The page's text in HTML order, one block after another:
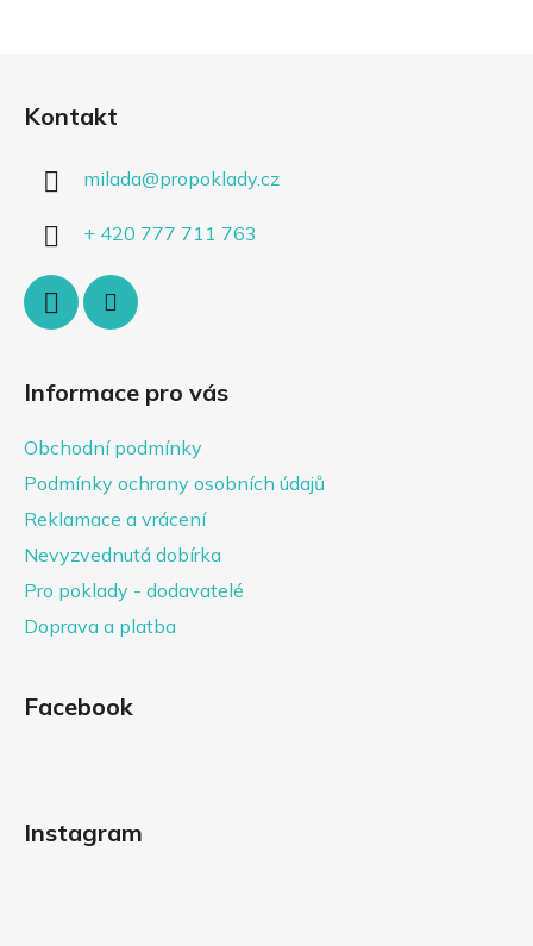
Kontakt
milada@propoklady.cz
+ 420 777 711 763
Informace pro vás
Obchodní podmínky
Podmínky ochrany osobních údajů
Reklamace a vrácení
Nevyzvednutá dobírka
Pro poklady - dodavatelé
Doprava a platba
Facebook
Instagram